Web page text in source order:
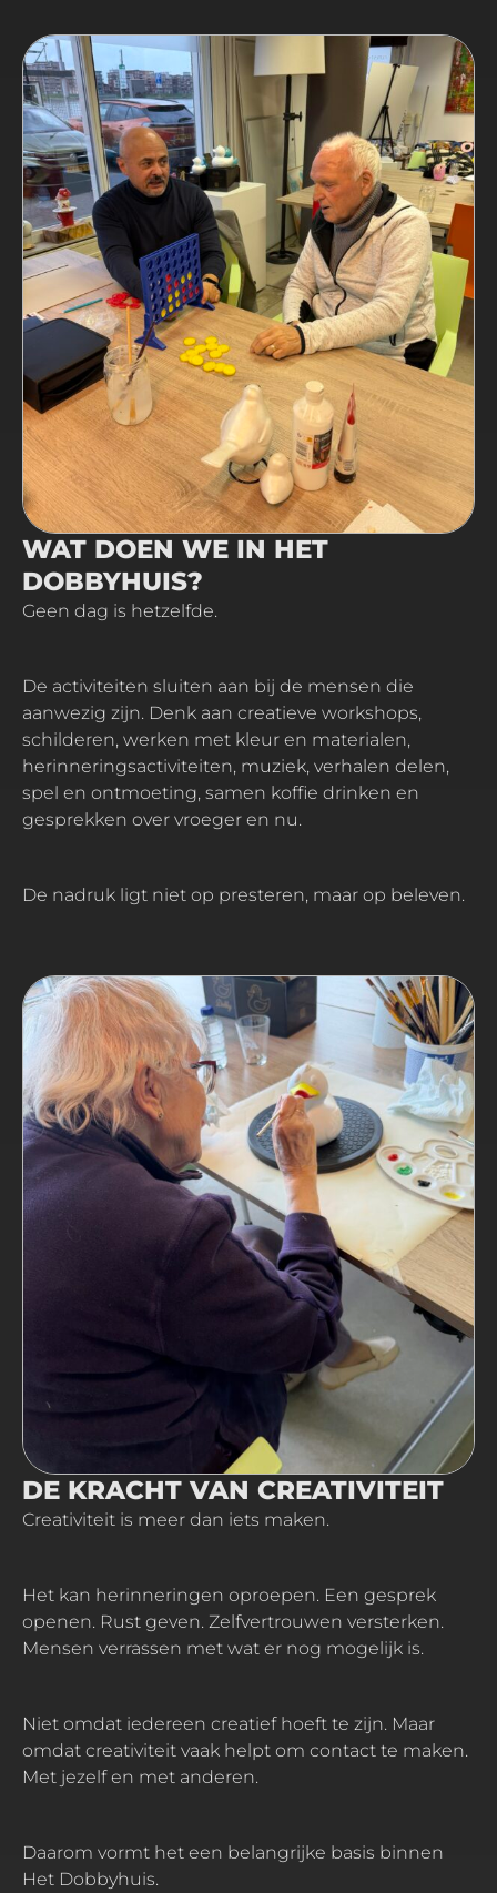
WAT DOEN WE IN HET
DOBBYHUIS?
Geen dag is hetzelfde.
De activiteiten sluiten aan bij de mensen die
aanwezig zijn. Denk aan creatieve workshops,
schilderen, werken met kleur en materialen,
herinneringsactiviteiten, muziek, verhalen delen,
spel en ontmoeting, samen koffie drinken en
gesprekken over vroeger en nu.
De nadruk ligt niet op presteren, maar op beleven.
DE KRACHT VAN CREATIVITEIT
Creativiteit is meer dan iets maken.
Het kan herinneringen oproepen. Een gesprek
openen. Rust geven. Zelfvertrouwen versterken.
Mensen verrassen met wat er nog mogelijk is.
Niet omdat iedereen creatief hoeft te zijn. Maar
omdat creativiteit vaak helpt om contact te maken.
Met jezelf en met anderen.
Daarom vormt het een belangrijke basis binnen
Het Dobbyhuis.